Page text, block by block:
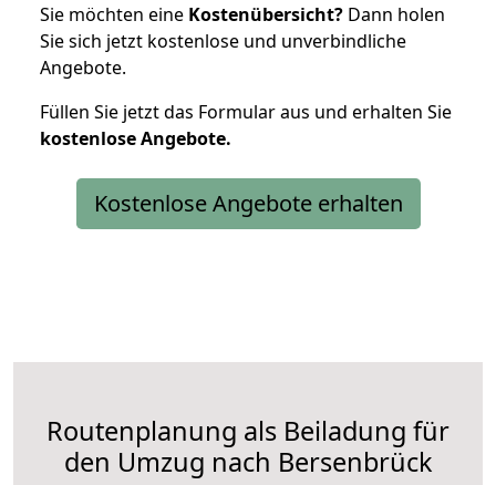
Sie möchten eine Kostenübersicht? Dann holen
Sie sich jetzt kostenlose und unverbindliche
Angebote.
Füllen Sie jetzt das Formular aus und erhalten Sie
kostenloseAngebote.
Kostenlose Angebote erhalten
Routenplanung als Beiladung für
den Umzug nach Bersenbrück